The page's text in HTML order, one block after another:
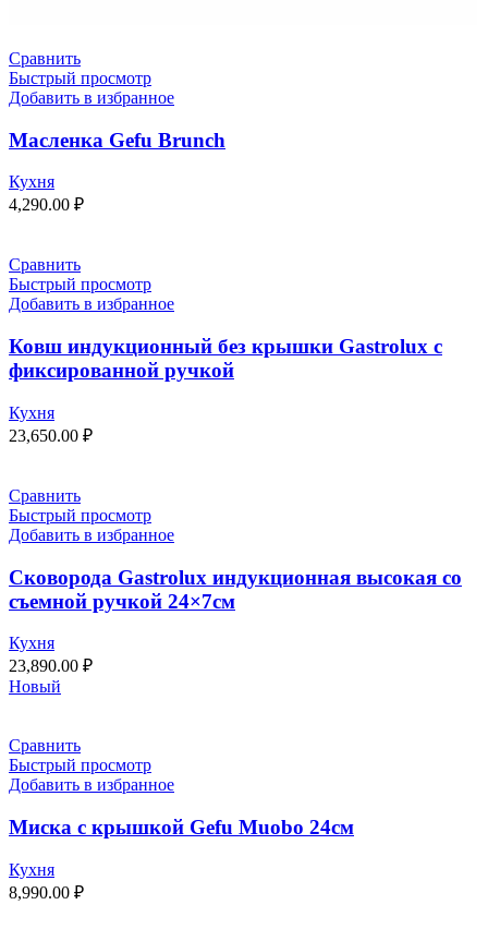
Сравнить
Быстрый просмотр
Добавить в избранное
Масленка Gefu Brunch
Кухня
4,290.00 ₽
Сравнить
Быстрый просмотр
Добавить в избранное
Ковш индукционный без крышки Gastrolux с
фиксированной ручкой
Кухня
23,650.00 ₽
Сравнить
Быстрый просмотр
Добавить в избранное
Сковорода Gastrolux индукционная высокая со
съемной ручкой 24×7см
Кухня
23,890.00 ₽
Новый
Сравнить
Быстрый просмотр
Добавить в избранное
Миска с крышкой Gefu Мuоbо 24см
Кухня
8,990.00 ₽